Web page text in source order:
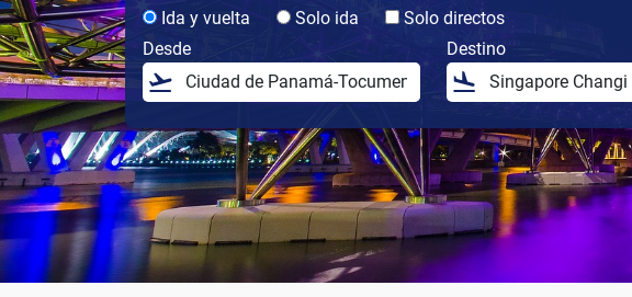
Ida y vuelta Solo ida
Solo directos
Desde
Destino